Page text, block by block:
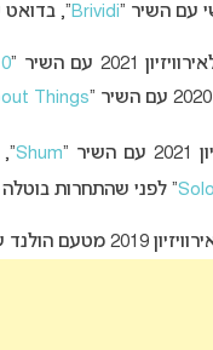
Brividi
“,
Things
“
Shum
” לפני שהתחרות
מטעם הולנד עם השיר “